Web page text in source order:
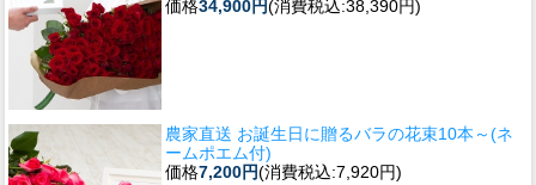
価格34,900円(消費税込:38,390円)
農家直送 お誕生日に贈るバラの花束10本～(ネ
ームポエム付)
価格7,200円(消費税込:7,920円)